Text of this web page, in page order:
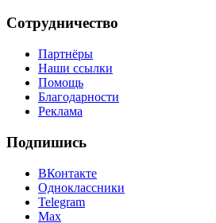
Сотрудничество
Партнёры
Наши ссылки
Помощь
Благодарности
Реклама
Подпишись
ВКонтакте
Одноклассники
Telegram
Max